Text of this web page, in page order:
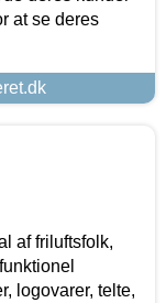
at se deres
af friluftsfolk,
logovarer, telte,